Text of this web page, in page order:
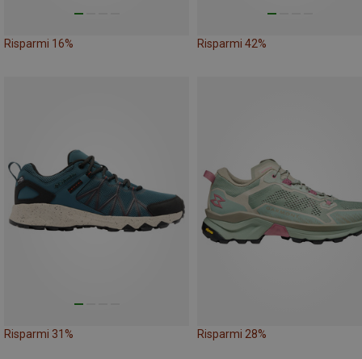
Risparmi 16% Risparmi 42%
Risparmi 31% Risparmi 28%